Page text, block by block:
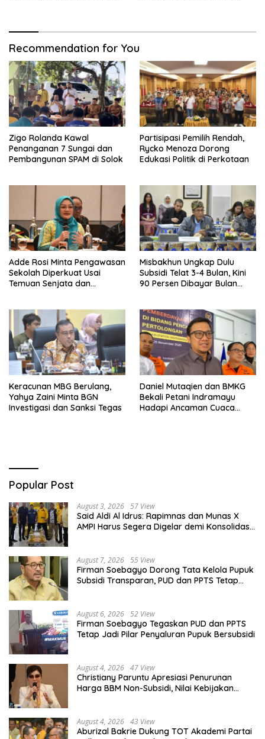
Recommendation for You
Zigo Rolanda Kawal
Penanganan 7 Sungai dan
Pembangunan SPAM di Solok
Partisipasi Pemilih Rendah,
Rycko Menoza Dorong
Edukasi Politik di Perkotaan
Adde Rosi Minta Pengawasan
Sekolah Diperkuat Usai
Temuan Senjata dan
Misbakhun Ungkap Dulu
Subsidi Telat 3-4 Bulan, Kini
90 Persen Dibayar Bulan
Keracunan MBG Berulang,
Yahya Zaini Minta BGN
Investigasi dan Sanksi Tegas
Daniel Mutaqien dan BMKG
Bekali Petani Indramayu
Hadapi Ancaman Cuaca
Popular Post
August 3, 2026 57 View
Said Aldi Al Idrus: Rapimnas dan Munas X
AMPI Harus Segera Digelar demi Konsolidasi
August 7, 2026 55 View
Firman Soebagyo Dorong Tata Kelola Pupuk
Subsidi Transparan, PUD dan PPTS Tetap
August 6, 2026 52 View
Firman Soebagyo Tegaskan PUD dan PPTS
Tetap Jadi Pilar Penyaluran Pupuk Bersubsidi
August 4, 2026 47 View
Christiany Paruntu Apresiasi Penurunan
Harga BBM Non-Subsidi, Nilai Kebijakan
August 4, 2026 43 View
Aburizal Bakrie Dukung TOT Akademi Partai